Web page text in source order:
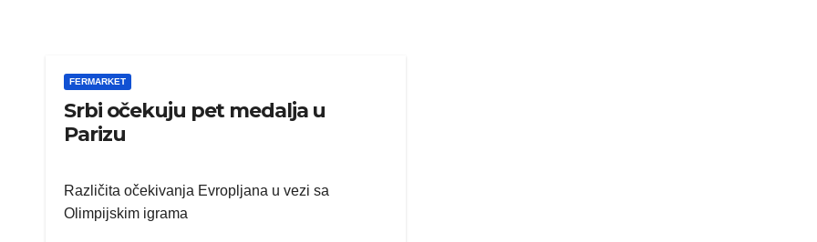
FERMARKET
Srbi očekuju pet medalja u
Parizu
Različita očekivanja Evropljana u vezi sa
Olimpijskim igrama